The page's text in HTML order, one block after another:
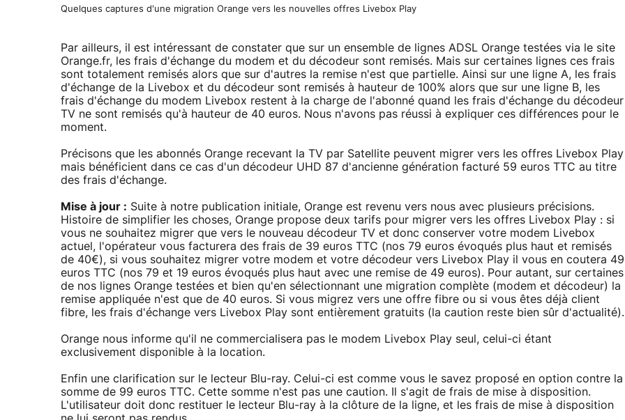
Quelques captures d'une migration Orange vers les nouvelles offres Livebox Play
Par ailleurs, il est intéressant de constater que sur un ensemble de lignes ADSL Orange testées via le site
Orange.fr, les frais d'échange du modem et du décodeur sont remisés. Mais sur certaines lignes ces frais
sont totalement remisés alors que sur d'autres la remise n'est que partielle. Ainsi sur une ligne A, les frais
d'échange de la Livebox et du décodeur sont remisés à hauteur de 100% alors que sur une ligne B, les
frais d'échange du modem Livebox restent à la charge de l'abonné quand les frais d'échange du décodeur
TV ne sont remisés qu'à hauteur de 40 euros. Nous n'avons pas réussi à expliquer ces différences pour le
moment.
Précisons que les abonnés Orange recevant la TV par Satellite peuvent migrer vers les offres Livebox Play
mais bénéficient dans ce cas d'un décodeur UHD 87 d'ancienne génération facturé 59 euros TTC au titre
des frais d'échange.
Mise à jour : Suite à notre publication initiale, Orange est revenu vers nous avec plusieurs précisions.
Histoire de simplifier les choses, Orange propose deux tarifs pour migrer vers les offres Livebox Play : si
vous ne souhaitez migrer que vers le nouveau décodeur TV et donc conserver votre modem Livebox
actuel, l'opérateur vous facturera des frais de 39 euros TTC (nos 79 euros évoqués plus haut et remisés
de 40€), si vous souhaitez migrer votre modem et votre décodeur vers Livebox Play il vous en coutera 49
euros TTC (nos 79 et 19 euros évoqués plus haut avec une remise de 49 euros). Pour autant, sur certaines
de nos lignes Orange testées et bien qu'en sélectionnant une migration complète (modem et décodeur) la
remise appliquée n'est que de 40 euros. Si vous migrez vers une offre fibre ou si vous êtes déjà client
fibre, les frais d'échange vers Livebox Play sont entièrement gratuits (la caution reste bien sûr d'actualité).
Orange nous informe qu'il ne commercialisera pas le modem Livebox Play seul, celui-ci étant
exclusivement disponible à la location.
Enfin une clarification sur le lecteur Blu-ray. Celui-ci est comme vous le savez proposé en option contre la
somme de 99 euros TTC. Cette somme n'est pas une caution. Il s'agit de frais de mise à disposition.
L'utilisateur doit donc restituer le lecteur Blu-ray à la clôture de la ligne, et les frais de mise à disposition